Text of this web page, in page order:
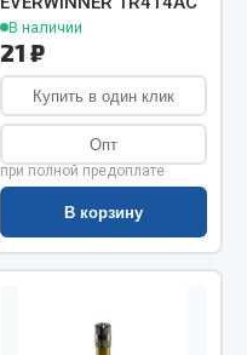
В наличии
21 ₽
Купить в один клик
Опт
при полной предоплате
В корзину